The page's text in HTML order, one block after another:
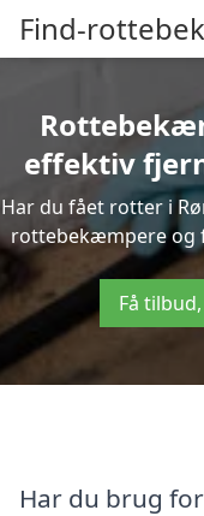
Find-
effektiv
Har du fået rotter i
rottebekæmpere og
Få
Har du brug